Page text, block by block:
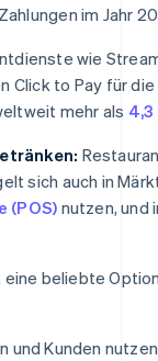
im Jahr
wie
Click to Pay für
mehr als
sich auch in
(POS) nutzen, und
eine beliebte
und Kunden